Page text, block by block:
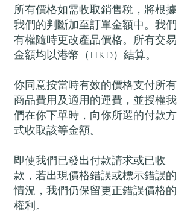
所有價格如需收取銷售稅，將根據
我們的判斷加至訂單金額中。我們
有權隨時更改產品價格。所有交易
金額均以港幣（HKD）結算。
你同意按當時有效的價格支付所有
商品費用及適用的運費，並授權我
們在你下單時，向你所選的付款方
式收取該等金額。
即使我們已發出付款請求或已收
款，若出現價格錯誤或標示錯誤的
情況，我們仍保留更正錯誤價格的
權利。